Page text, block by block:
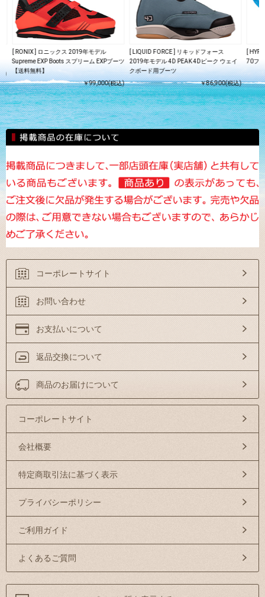
)
[ RONIX ] ロニックス 2019年モデル
Supreme EXP Boots スプリーム EXPブーツ
【送料無料】
￥99,000(税込)
[ LIQUID FORCE ] リキッドフォース
2019年モデル 4D PEAK 4Dピーク ウェイ
クボード用ブーツ
￥86,900(税込)
[
70フ
コーポレートサイト
お問い合わせ
お支払いについて
返品交換について
商品のお届けについて
コーポレートサイト
会社概要
特定商取引法に基づく表示
プライバシーポリシー
ご利用ガイド
よくあるご質問